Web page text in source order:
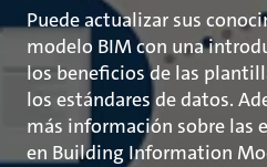
Puede actualizar sus
modelo BIM con una
los beneficios de las
los estándares de datos.
más información sobre las
en Building Information